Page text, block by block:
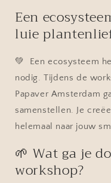
Een
luie
💚 Een ecosysteem
nodig. Tijdens de
Papaver Amsterdam
samenstellen. Je
helemaal naar jouw
🌱 Wat ga je
workshop?